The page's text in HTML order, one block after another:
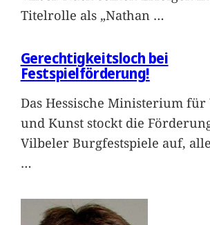
Titelrolle als „Nathan …
Gerechtigkeitsloch bei
Festspielförderung!
Das Hessische Ministerium für
und Kunst stockt die
Vilbeler Burgfestspiele auf,
…